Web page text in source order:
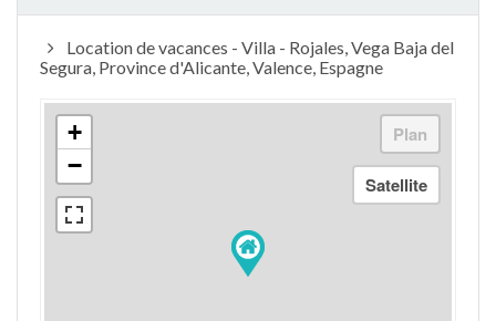
Location de vacances - Villa - Rojales, Vega Baja del
Segura, Province d'Alicante, Valence, Espagne
+
−